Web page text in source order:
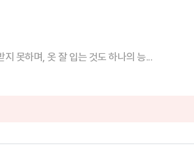
못하며, 옷 잘 입는 것도 하나의 능...